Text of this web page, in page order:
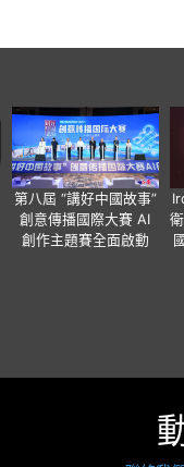
第八屆 “講好中國故事”
創意傳播國際大賽 AI
創作主題賽全面啟動